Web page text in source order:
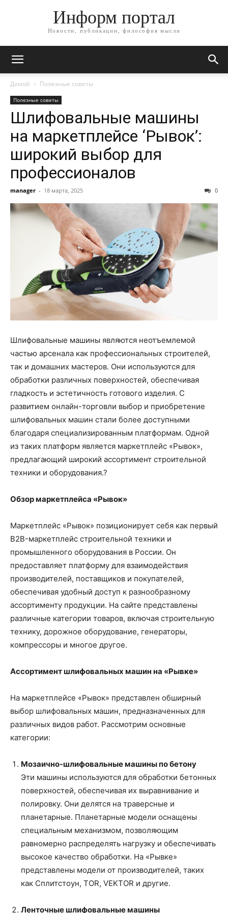
Информ портал
Новости, публикации, философия мысли
Домой Полезные советы
Полезные советы
Шлифовальные машины
на маркетплейсе ‘Рывок’:
широкий выбор для
профессионалов
manager - 18 марта, 2025 0
Шлифовальные машины являются неотъемлемой
частью арсенала как профессиональных строителей,
так и домашних мастеров. Они используются для
обработки различных поверхностей, обеспечивая
гладкость и эстетичность готового изделия. С
развитием онлайн-торговли выбор и приобретение
шлифовальных машин стали более доступными
благодаря специализированным платформам. Одной
из таких платформ является маркетплейс «Рывок»,
предлагающий широкий ассортимент строительной
техники и оборудования.?
Обзор маркетплейса «Рывок»
Маркетплейс «Рывок» позиционирует себя как первый
B2B-маркетплейс строительной техники и
промышленного оборудования в России. Он
предоставляет платформу для взаимодействия
производителей, поставщиков и покупателей,
обеспечивая удобный доступ к разнообразному
ассортименту продукции. На сайте представлены
различные категории товаров, включая строительную
технику, дорожное оборудование, генераторы,
компрессоры и многое другое.
Ассортимент шлифовальных машин на «Рывке»
На маркетплейсе «Рывок» представлен обширный
выбор шлифовальных машин, предназначенных для
различных видов работ. Рассмотрим основные
категории:
Мозаично-шлифовальные машины по бетону
Эти машины используются для обработки бетонных
поверхностей, обеспечивая их выравнивание и
полировку. Они делятся на траверсные и
планетарные. Планетарные модели оснащены
специальным механизмом, позволяющим
равномерно распределять нагрузку и обеспечивать
высокое качество обработки. На «Рывке»
представлены модели от производителей, таких
как Сплитстоун, TOR, VEKTOR и другие.
Ленточные шлифовальные машины